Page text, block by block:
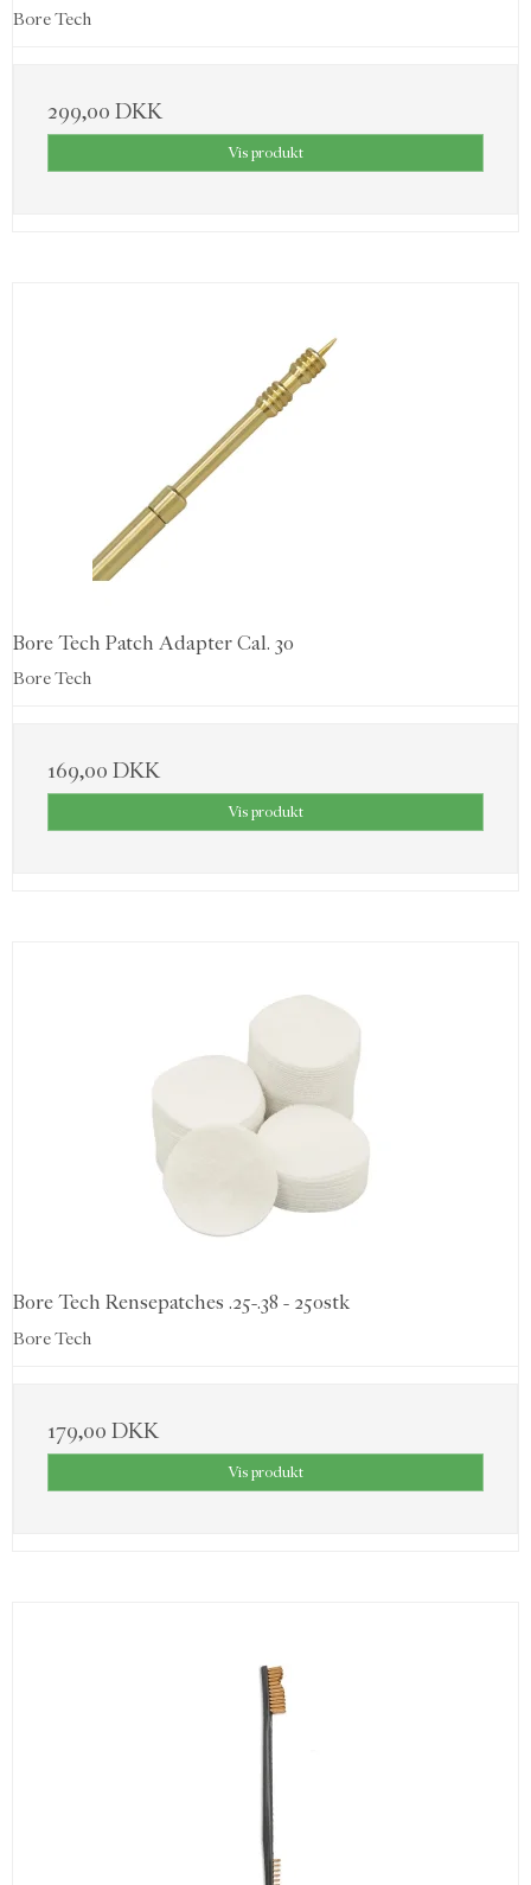
Bore Tech
299,00 DKK
Vis produkt
Bore Tech Patch Adapter Cal. 30
Bore Tech
169,00 DKK
Vis produkt
Bore Tech Rensepatches .25-.38 - 250stk
Bore Tech
179,00 DKK
Vis produkt